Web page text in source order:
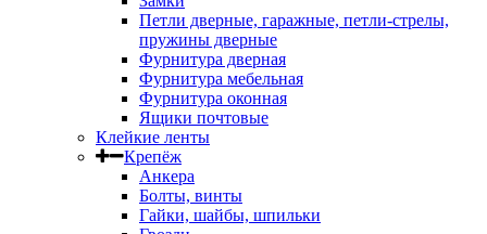
Петли дверные, гаражные, петли-стрелы,
пружины дверные
Фурнитура дверная
Фурнитура мебельная
Фурнитура оконная
Ящики почтовые
Клейкие ленты
Крепёж
Анкера
Болты, винты
Гайки, шайбы, шпильки